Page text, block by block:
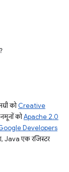
कोCreative
कोApache 2.0
Developers
Java एक रजिस्टर